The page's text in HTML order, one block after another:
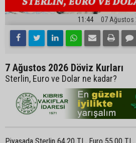
11:44 07 Ağustos
7 Ağustos 2026 Döviz Kurları
Sterlin, Euro ve Dolar ne kadar?